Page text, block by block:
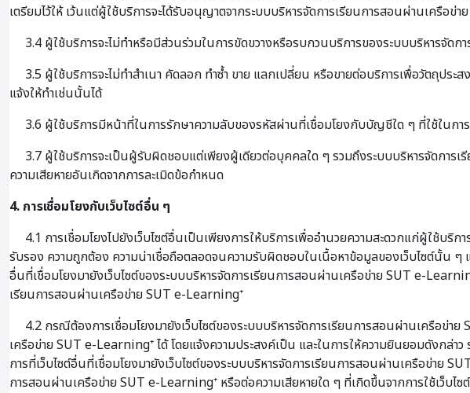
เตรียมไว้ให้ เว้นแต่ผู้ใช้บริการจะได้รับอนุญาตจากระบบบริหารจัดการเรียนการสอนผ่านเครือ
3.4 ผู้ใช้บริการจะไม่ทำหรือมีส่วนร่วมในการขัดขวางหรือรบกวนบริการของระบบบริหารจัด
3.5 ผู้ใช้บริการจะไม่ทำสำเนา คัดลอก ทำซ้ำ ขาย แลกเปลี่ยน หรือขายต่อบริการเพื่อวัตถุปร
แจ้งให้ทำเช่นนั้นได้
3.6 ผู้ใช้บริการมีหน้าที่ในการรักษาความลับของรหัสผ่านที่เชื่อมโยงกับบัญชีใด ๆ ที่ใช้ในการ
3.7 ผู้ใช้บริการจะเป็นผู้รับผิดชอบแต่เพียงผู้เดียวต่อบุคคลใด ๆ รวมถึงระบบบริหารจัดการ
ความเสียหายอันเกิดจากการละเมิดข้อกำหนด
4. การเชื่อมโยงกับเว็บไซต์อื่น ๆ
4.1 การเชื่อมโยงไปยังเว็บไซต์อื่นเป็นเพียงการให้บริการเพื่ออำนวยความสะดวกแก่ผู้ใช้บ
รับรอง ความถูกต้อง ความน่าเชื่อถือตลอดจนความรับผิดชอบในเนื้อหาข้อมูลของเว็บไซต์นั้น
อื่นที่เชื่อมโยงมายังเว็บไซต์ของระบบบริหารจัดการเรียนการสอนผ่านเครือข่าย SUT e-
เรียนการสอนผ่านเครือข่าย SUT e-Learning⁺
4.2 กรณีต้องการเชื่อมโยงมายังเว็บไซต์ของระบบบริหารจัดการเรียนการสอนผ่านเครือข่า
เครือข่าย SUT e-Learning⁺ ได้ โดยแจ้งความประสงค์เป็น และในการให้ความยินยอมดังกล่
การที่เว็บไซต์อื่นที่เชื่อมโยงมายังเว็บไซต์ของระบบบริหารจัดการเรียนการสอนผ่านเครือข่าย
การสอนผ่านเครือข่าย SUT e-Learning⁺ หรือต่อความเสียหายใด ๆ ที่เกิดขึ้นจากการใช้เว็บไซ